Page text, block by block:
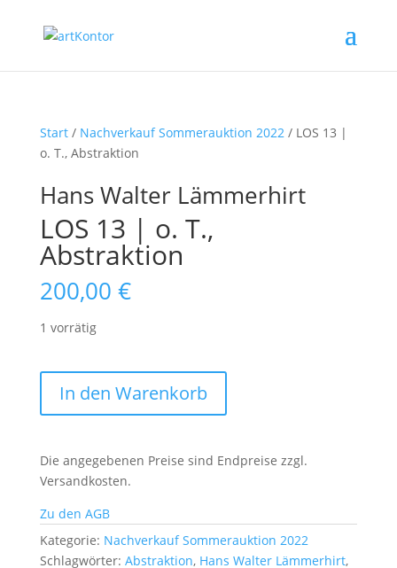
Start/ Nachverkauf Sommerauktion 2022/ LOS 13 |
o. T., Abstraktion
Hans Walter Lämmerhirt
LOS 13 | o. T.,
Abstraktion
200,00 €
1 vorrätig
|
T.,
Abstraktion
In den Warenkorb
Die angegebenen Preise sind Endpreise zzgl.
Versandkosten.
Zu den AGB
Kategorie: Nachverkauf Sommerauktion 2022
Schlagwörter: Abstraktion, Hans Walter Lämmerhirt,